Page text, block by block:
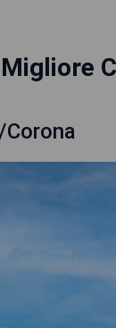
Migliore